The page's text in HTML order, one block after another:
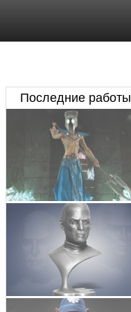
Последние работы